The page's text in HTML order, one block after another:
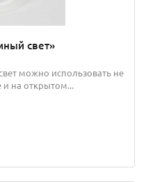
свет»
можно использовать не
на открытом...